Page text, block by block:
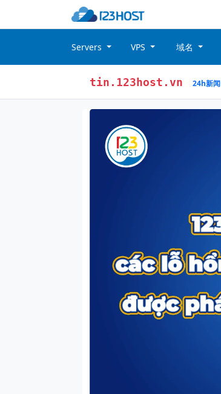
Servers VPS 域名
tin.123host.vn 24h新闻